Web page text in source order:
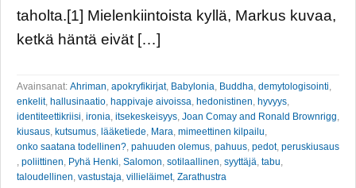
taholta.[1] Mielenkiintoista kyllä, Markus kuvaa,
ketkä häntä eivät […]
Avainsanat: Ahriman apokryfikirjat, Babylonia Buddha demytologisointi
enkelit, hallusinaatio happivaje aivoissa hedonistinen hyvyys
identiteettikriisi ironia itsekeskeisyys Joan Comay and Ronald Brownrigg
kiusaus kutsumus lääketiede Mara mimeettinen kilpailu
onko saatana todellinen? pahuuden olemus pahuus pedot, peruskiusaus
poliittinen Pyhä Henki Salomon sotilaallinen syyttäjä tabu
taloudellinen vastustaja villieläimet, Zarathustra